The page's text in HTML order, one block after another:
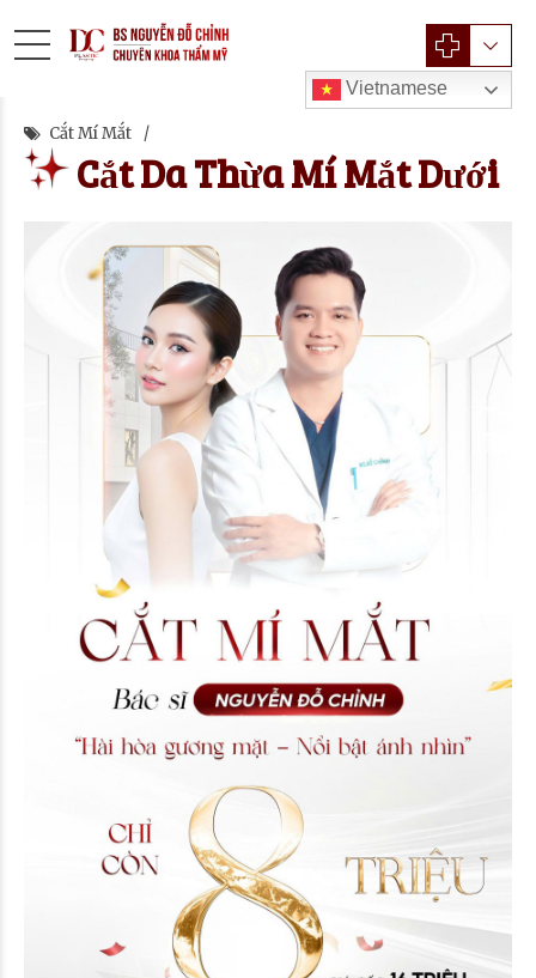
Vietnamese
Cắt Mí Mắt
Cắt Da Thừa Mí Mắt Dưới